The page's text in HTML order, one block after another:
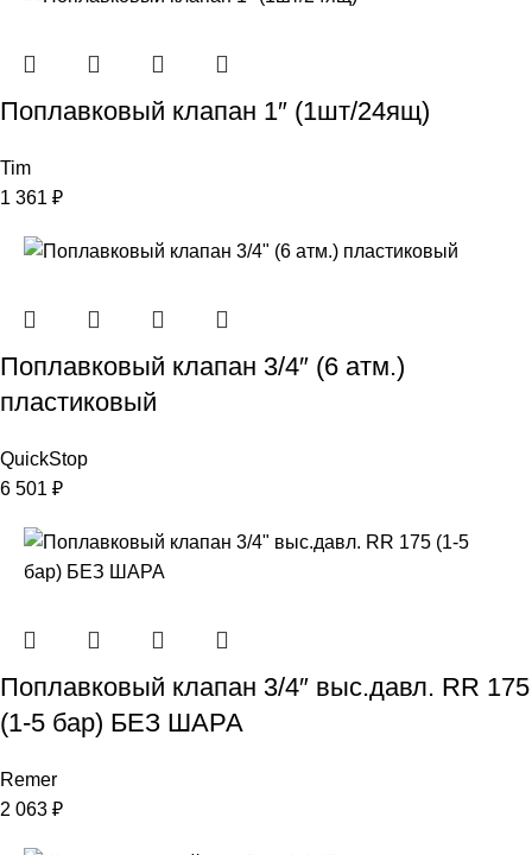
Поплавковый клапан 1″ (1шт/24ящ)
Tim
1 361 ₽
Поплавковый клапан 3/4″ (6 атм.)
пластиковый
QuickStop
6 501 ₽
Поплавковый клапан 3/4″ выс.давл. RR 175
(1-5 бар) БЕЗ ШАРА
Remer
2 063 ₽